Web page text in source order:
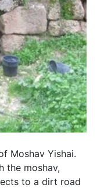
Moshav Yishai.
the moshav,
to a dirt road